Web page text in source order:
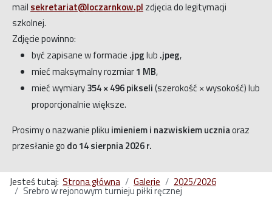
mail sekretariat@loczarnkow.pl zdjęcia do legitymacji
szkolnej.
Zdjęcie powinno:
być zapisane w formacie .jpglub .jpeg,
mieć maksymalny rozmiar1 MB,
mieć wymiary354 × 496 pikseli(szerokość × wysokość) lub
proporcjonalnie większe.
Prosimy o nazwanie pliku imieniem i nazwiskiem uczniaoraz
przesłanie go do 14 sierpnia 2026 r.
Jesteś tutaj: Strona główna Galerie 2025/2026
Srebro w rejonowym turnieju piłki ręcznej